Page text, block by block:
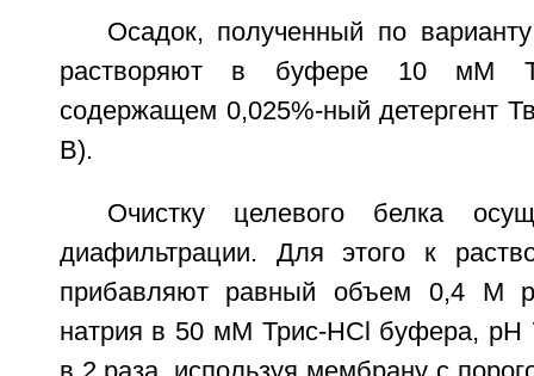
Осадок, полученный по
растворяют в буфере 10 мМ
содержащем 0,025%-ный детергент
B).
Очистку целевого белка
диафильтрации. Для этого к
прибавляют равный объем 0,4 М
натрия в 50 мМ Трис-HCl буфера, pH